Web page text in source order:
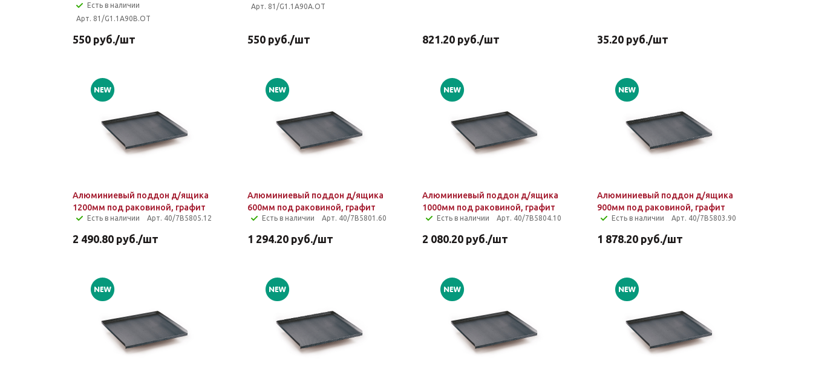
Есть в наличии
Арт. 81/G1.1A90B.OT
550 руб./шт
Арт. 81/G1.1A90A.OT
550 руб./шт 821.20 руб./шт 35.20 руб./шт
Алюминиевый поддон д/ящика
1200мм под раковиной, графит
Есть в наличии Арт. 40/7B5805.12
2 490.80 руб./шт
Алюминиевый поддон д/ящика
600мм под раковиной, графит
Есть в наличии Арт. 40/7B5801.60
1 294.20 руб./шт
Алюминиевый поддон д/ящика
1000мм под раковиной, графит
Есть в наличии Арт. 40/7B5804.10
2 080.20 руб./шт
Алюминиевый поддон д/ящика
900мм под раковиной, графит
Есть в наличии Арт. 40/7B5803.90
1 878.20 руб./шт